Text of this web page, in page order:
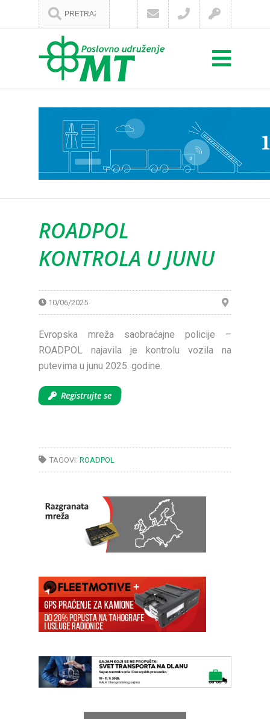
ROADPOL
KONTROLA U JUNU
10/06/2025
Evropska mreža saobraćajne policije –
ROADPOL najavila je kontrolu vozila na
putevima u junu 2025. godine.
Registrujte se
TAGOVI: ROADPOL